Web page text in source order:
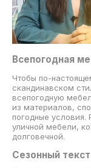
Всепогодная
Чтобы по-
скандинавском
всепогодную
из материалов,
погодные условия.
уличной мебели,
долговечной.
Сезонный